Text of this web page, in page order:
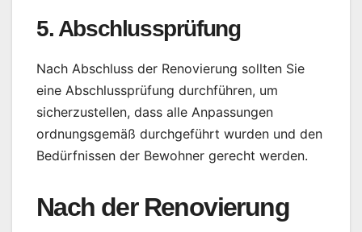
5. Abschlussprüfung
Nach Abschluss der Renovierung sollten Sie
eine Abschlussprüfung durchführen, um
sicherzustellen, dass alle Anpassungen
ordnungsgemäß durchgeführt wurden und den
Bedürfnissen der Bewohner gerecht werden.
Nach der Renovierung